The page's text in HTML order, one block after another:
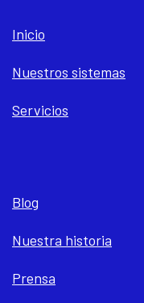
Inicio
Nuestros sistemas
Servicios
Blog
Nuestra historia
Prensa